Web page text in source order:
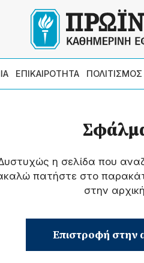
ΕΠΙΚΑΙΡΟΤΗΤΑ ΠΟΛΙΤΙΣΜΟΣ
η σελίδα που
πατήστε στο
στην
Επιστροφή στην